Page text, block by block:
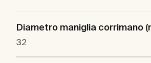
Diametro maniglia corrimano
32